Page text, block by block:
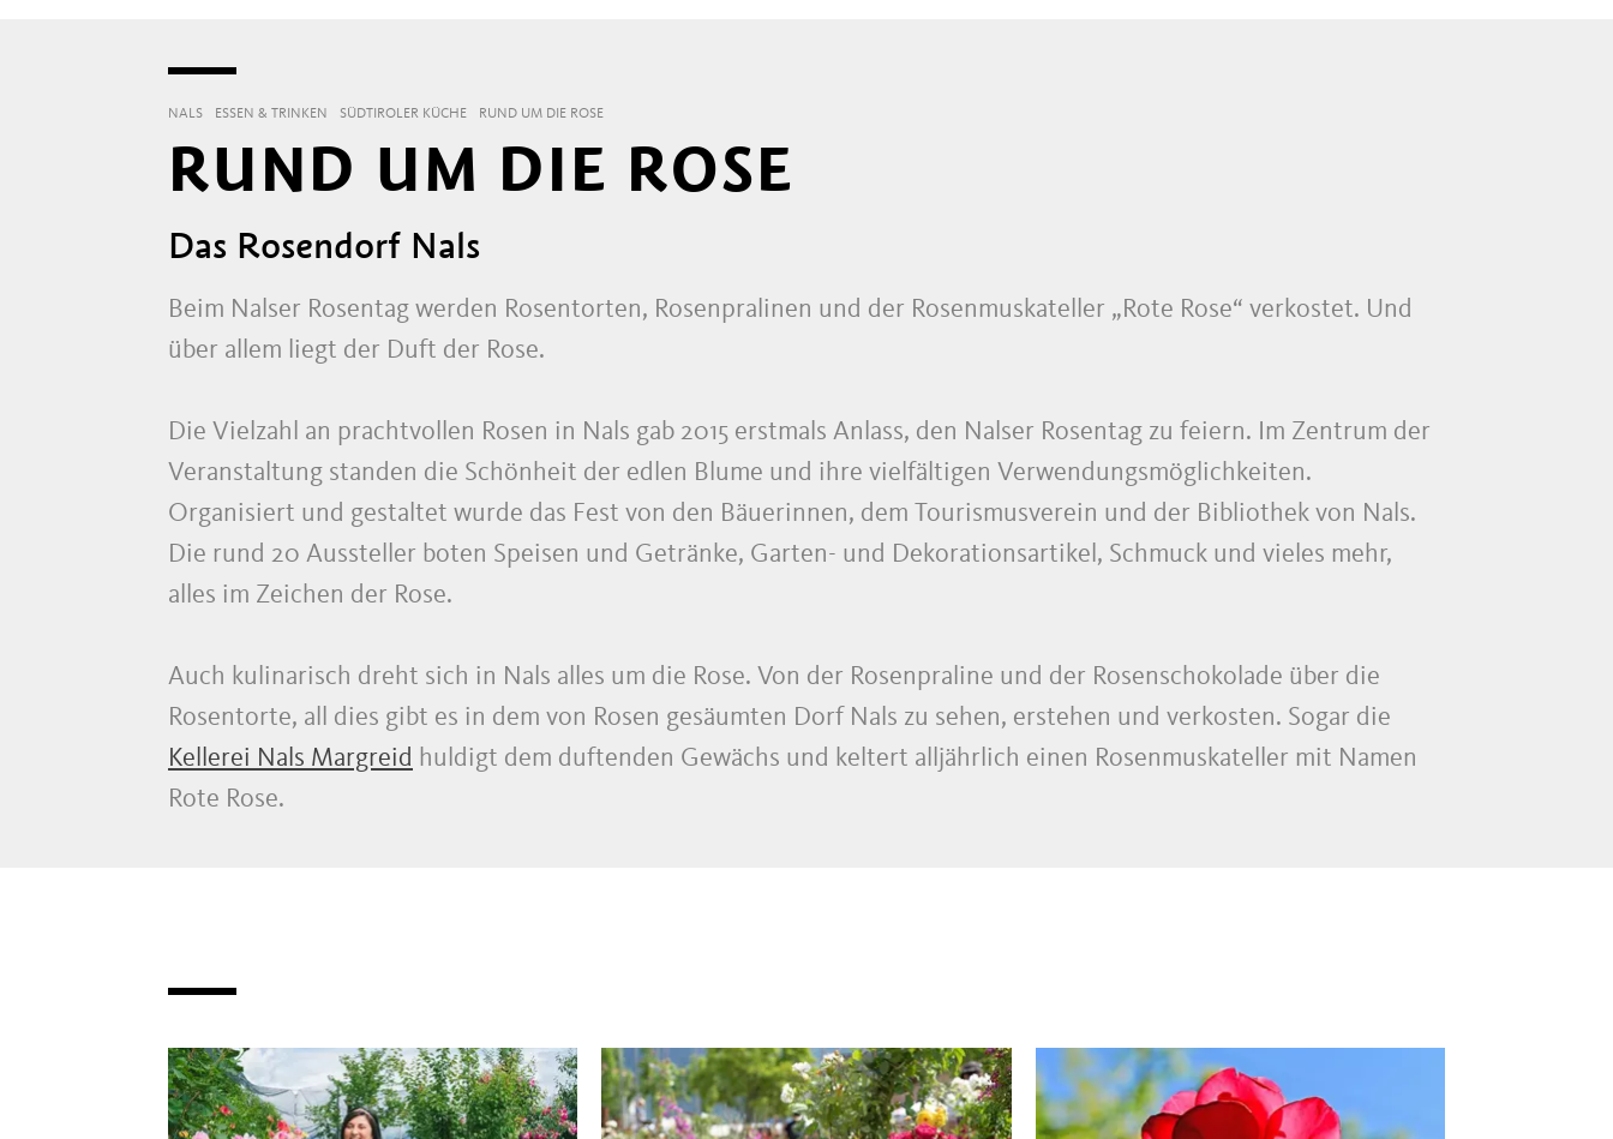
NALS ESSEN & TRINKEN SÜDTIROLER KÜCHE RUND UM DIE ROSE
RUND UM DIE ROSE
Das Rosendorf Nals
Beim Nalser Rosentag werden Rosentorten, Rosenpralinen und der Rosenmuskateller „Rote Rose“ verkostet. Und
über allem liegt der Duft der Rose.
Die Vielzahl an prachtvollen Rosen in Nals gab 2015 erstmals Anlass, den Nalser Rosentag zu feiern. Im Zentrum der
Veranstaltung standen die Schönheit der edlen Blume und ihre vielfältigen Verwendungsmöglichkeiten.
Organisiert und gestaltet wurde das Fest von den Bäuerinnen, dem Tourismusverein und der Bibliothek von Nals.
Die rund 20 Aussteller boten Speisen und Getränke, Garten- und Dekorationsartikel, Schmuck und vieles mehr,
alles im Zeichen der Rose.
Auch kulinarisch dreht sich in Nals alles um die Rose. Von der Rosenpraline und der Rosenschokolade über die
Rosentorte, all dies gibt es in dem von Rosen gesäumten Dorf Nals zu sehen, erstehen und verkosten. Sogar die
Kellerei Nals Margreid huldigt dem duftenden Gewächs und keltert alljährlich einen Rosenmuskateller mit Namen
Rote Rose.